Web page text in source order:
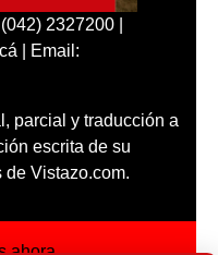
2327200 |
| Email:
parcial y traducción a
escrita de su
de Vistazo.com.